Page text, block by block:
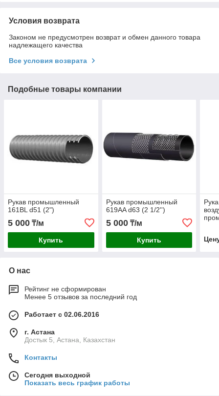
Условия возврата
Законом не предусмотрен возврат и обмен данного товара
надлежащего качества
Все условия возврата
Подобные товары компании
Рукав промышленный
161BL d51 (2")
5 000 ₸/м
Купить
Рукав промышленный
619AA d63 (2 1/2'')
5 000₸/м
Купить
О нас
Рейтинг не сформирован
Менее 5 отзывов за последний год
Работает с 02.06.2016
г. Астана
Достык 5, Астана, Казахстан
Контакты
Сегодня выходной
Показать весь график работы